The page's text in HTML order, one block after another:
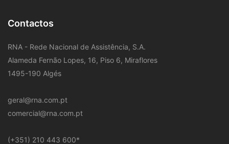
Contactos
RNA - Rede Nacional de Assistência, S.A.
Alameda Fernão Lopes, 16, Piso 6, Miraflores
1495-190 Algés
geral@rna.com.pt
comercial@rna.com.pt
​(+351) 210 443 600*